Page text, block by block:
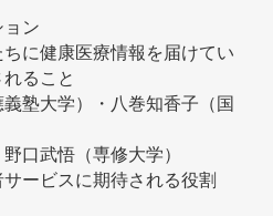
ョン
に健康医療情報を届けてい
ること
塾大学）・八巻知香子（国
口武悟（専修大学）
ービスに期待される役割